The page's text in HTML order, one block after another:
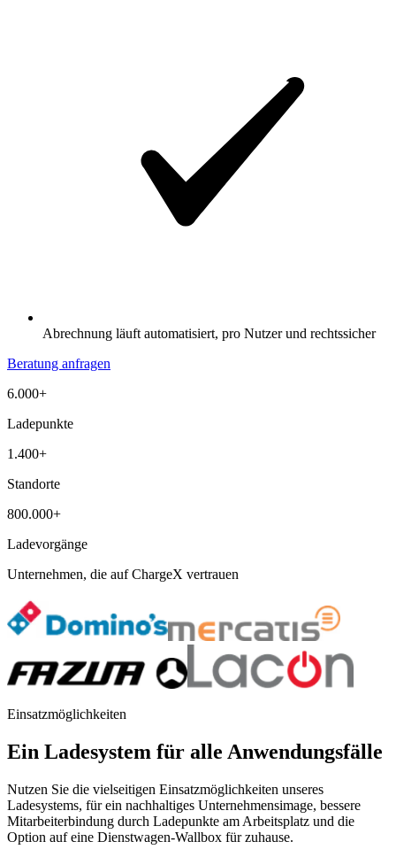
Abrechnung läuft automatisiert, pro Nutzer und rechtssicher
Beratung anfragen
6.000+
Ladepunkte
1.400+
Standorte
800.000+
Ladevorgänge
Unternehmen, die auf ChargeX vertrauen
Einsatzmöglichkeiten
Ein Ladesystem für alle Anwendungsfälle
Nutzen Sie die vielseitigen Einsatzmöglichkeiten unseres
Ladesystems, für ein nachhaltiges Unternehmensimage, bessere
Mitarbeiterbindung durch Ladepunkte am Arbeitsplatz und die
Option auf eine Dienstwagen-Wallbox für zuhause.